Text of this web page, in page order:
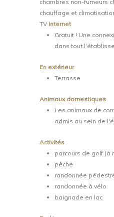
chambres non-fumeurs
chauffage et
TV Internet
Gratuit ! Une
dans tout
En extérieur
Terrasse
Animaux domestiques
Les animaux de
admis au sein de
Activités
parcours de golf (à
pêche
randonnée
randonnée à vélo
baignade en lac